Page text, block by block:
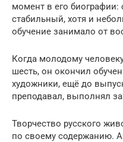
момент в его биографии:
стабильный, хотя и
обучение занимало от
Когда молодому
шесть, он окончил
художники, ещё до
преподавал, выполнял
Творчество русского
по своему содержанию.